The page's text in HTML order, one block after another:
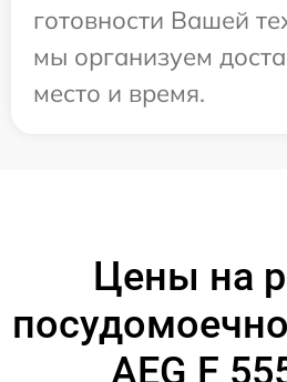
готовности Вашей
мы организуем
место и время.
Цены на
AEG F